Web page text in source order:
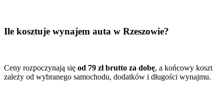
Ile kosztuje wynajem auta w Rzeszowie?
Ceny rozpoczynają się od 79 zł brutto za dobę, a końcowy koszt
zależy od wybranego samochodu, dodatków i długości wynajmu.